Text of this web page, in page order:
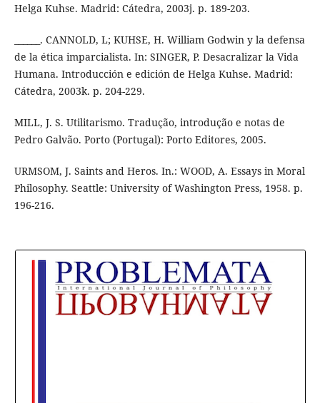
Helga Kuhse. Madrid: Cátedra, 2003j. p. 189-203.
______. CANNOLD, L; KUHSE, H. William Godwin y la defensa
de la ética imparcialista. In: SINGER, P. Desacralizar la Vida
Humana. Introducción e edición de Helga Kuhse. Madrid:
Cátedra, 2003k. p. 204-229.
MILL, J. S. Utilitarismo. Tradução, introdução e notas de
Pedro Galvão. Porto (Portugal): Porto Editores, 2005.
URMSOM, J. Saints and Heros. In.: WOOD, A. Essays in Moral
Philosophy. Seattle: University of Washington Press, 1958. p.
196-216.